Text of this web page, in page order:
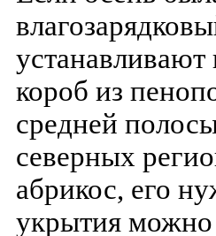
короб из
средней
северных
абрикос, его
укрытия